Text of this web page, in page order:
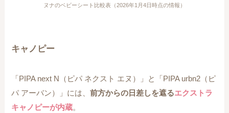
ヌナのベビーシート比較表（2026年1月4日時点の情報）
キャノピー
「PIPA next N（ピパ ネクスト エヌ）」と「PIPA urbn2（ピ
パ アーバン）」には、前方からの日差しを遮るエクストラ
キャノピーが内蔵。